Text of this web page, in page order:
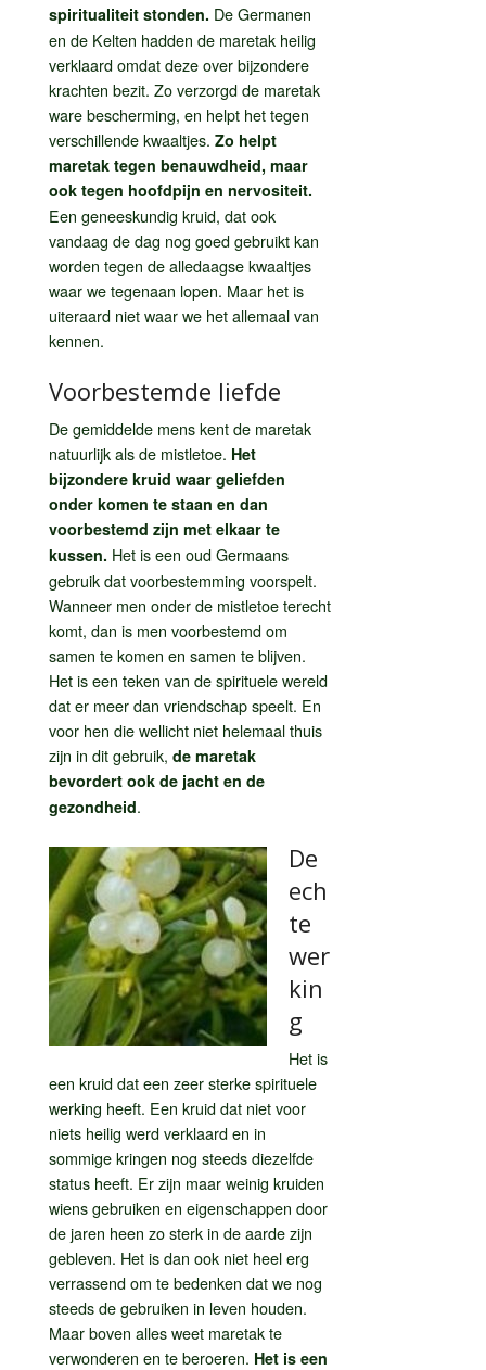
spiritualiteit stonden. De Germanen
en de Kelten hadden de maretak heilig
verklaard omdat deze over bijzondere
krachten bezit. Zo verzorgd de maretak
ware bescherming, en helpt het tegen
verschillende kwaaltjes. Zo helpt
maretak tegen benauwdheid, maar
ook tegen hoofdpijn en nervositeit.
Een geneeskundig kruid, dat ook
vandaag de dag nog goed gebruikt kan
worden tegen de alledaagse kwaaltjes
waar we tegenaan lopen. Maar het is
uiteraard niet waar we het allemaal van
kennen.
Voorbestemde liefde
De gemiddelde mens kent de maretak
natuurlijk als de mistletoe. Het
bijzondere kruid waar geliefden
onder komen te staan en dan
voorbestemd zijn met elkaar te
kussen. Het is een oud Germaans
gebruik dat voorbestemming voorspelt.
Wanneer men onder de mistletoe terecht
komt, dan is men voorbestemd om
samen te komen en samen te blijven.
Het is een teken van de spirituele wereld
dat er meer dan vriendschap speelt. En
voor hen die wellicht niet helemaal thuis
zijn in dit gebruik, de maretak
bevordert ook de jacht en de
gezondheid.
De
ech
te
wer
kin
g
Het is
een kruid dat een zeer sterke spirituele
werking heeft. Een kruid dat niet voor
niets heilig werd verklaard en in
sommige kringen nog steeds diezelfde
status heeft. Er zijn maar weinig kruiden
wiens gebruiken en eigenschappen door
de jaren heen zo sterk in de aarde zijn
gebleven. Het is dan ook niet heel erg
verrassend om te bedenken dat we nog
steeds de gebruiken in leven houden.
Maar boven alles weet maretak te
verwonderen en te beroeren. Het is een